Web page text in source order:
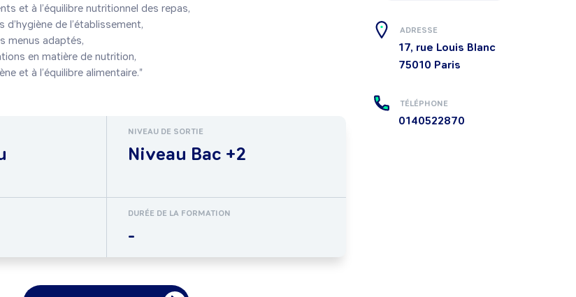
et à l’équilibre nutritionnel des repas,
de l’établissement,
menus adaptés,
en matière de nutrition,
et à l’équilibre alimentaire."
NIVEAU DE SORTIE
Niveau Bac +2
DURÉE DE LA FORMATION
-
ADRESSE
17, rue Louis Blanc
75010 Paris
TÉLÉPHONE
0140522870